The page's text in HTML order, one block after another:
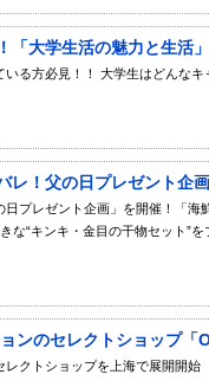
「大学生活の魅力と生活
る方必見！！ 大学生はどんな
レ！父の日プレゼント企
プレゼント企画」を開催！「
な“キンキ・金目の干物セット”を
ンのセレクトショップ
クトショップを上海で展開開始